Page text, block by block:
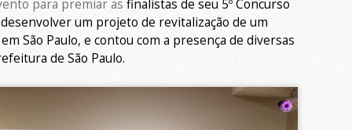
para premiar as finalistas de seu 5º Concurso
um projeto de revitalização de um
São Paulo, e contou com a presença de diversas
de São Paulo.